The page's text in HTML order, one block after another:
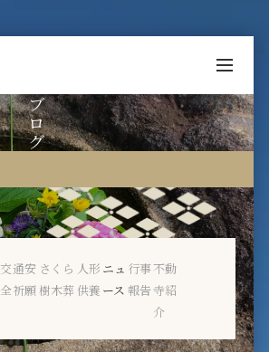
祈願
先祖供養
年中行事
仏像彫刻
人形供養
ブ
ロ
グ
交通安
全祈願
さくら
樹木葬
人形
供養
ニュ
ース
行事
報告
不動
寺紹
介